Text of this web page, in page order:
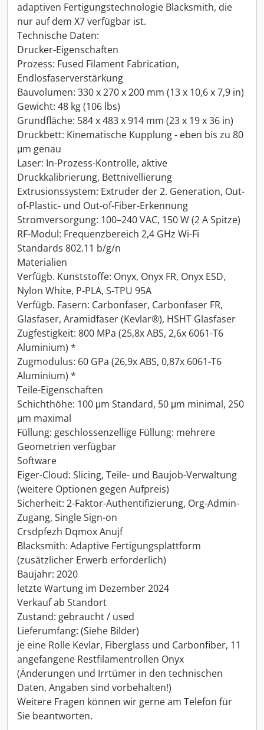
adaptiven Fertigungstechnologie Blacksmith, die
nur auf dem X7 verfügbar ist.
Technische Daten:
Drucker-Eigenschaften
Prozess: Fused Filament Fabrication,
Endlosfaserverstärkung
Bauvolumen: 330 x 270 x 200 mm (13 x 10,6 x 7,9 in)
Gewicht: 48 kg (106 lbs)
Grundfläche: 584 x 483 x 914 mm (23 x 19 x 36 in)
Druckbett: Kinematische Kupplung - eben bis zu 80
μm genau
Laser: In-Prozess-Kontrolle, aktive
Druckkalibrierung, Bettnivellierung
Extrusionssystem: Extruder der 2. Generation, Out-
of-Plastic- und Out-of-Fiber-Erkennung
Stromversorgung: 100–240 VAC, 150 W (2 A Spitze)
RF-Modul: Frequenzbereich 2,4 GHz Wi-Fi
Standards 802.11 b/g/n
Materialien
Verfügb. Kunststoffe: Onyx, Onyx FR, Onyx ESD,
Nylon White, P-PLA, S-TPU 95A
Verfügb. Fasern: Carbonfaser, Carbonfaser FR,
Glasfaser, Aramidfaser (Kevlar®), HSHT Glasfaser
Zugfestigkeit: 800 MPa (25,8x ABS, 2,6x 6061-T6
Aluminium) *
Zugmodulus: 60 GPa (26,9x ABS, 0,87x 6061-T6
Aluminium) *
Teile-Eigenschaften
Schichthöhe: 100 μm Standard, 50 μm minimal, 250
μm maximal
Füllung: geschlossenzellige Füllung: mehrere
Geometrien verfügbar
Software
Eiger-Cloud: Slicing, Teile- und Baujob-Verwaltung
(weitere Optionen gegen Aufpreis)
Sicherheit: 2-Faktor-Authentifizierung, Org-Admin-
Zugang, Single Sign-on
Crsdpfezh Dqmox Anujf
Blacksmith: Adaptive Fertigungsplattform
(zusätzlicher Erwerb erforderlich)
Baujahr: 2020
letzte Wartung im Dezember 2024
Verkauf ab Standort
Zustand: gebraucht / used
Lieferumfang: (Siehe Bilder)
je eine Rolle Kevlar, Fiberglass und Carbonfiber, 11
angefangene Restfilamentrollen Onyx
(Änderungen und Irrtümer in den technischen
Daten, Angaben sind vorbehalten!)
Weitere Fragen können wir gerne am Telefon für
Sie beantworten.